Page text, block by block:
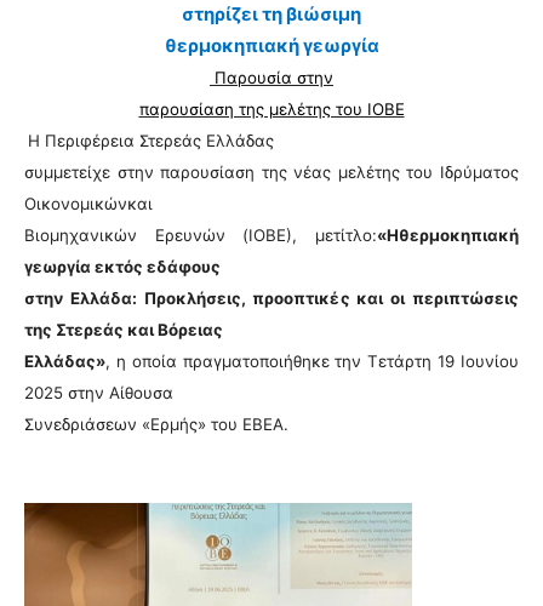
στηρίζει τη βιώσιμη
θερμοκηπιακή γεωργία
Παρουσία στην
παρουσίαση της μελέτης του ΙΟΒΕ
Η Περιφέρεια Στερεάς Ελλάδας
συμμετείχε στην παρουσίαση της νέας μελέτης του Ιδρύματος
Οικονομικώνκαι
Βιομηχανικών Ερευνών (ΙΟΒΕ), μετίτλο:«Ηθερμοκηπιακή
γεωργία εκτός εδάφους
στην Ελλάδα: Προκλήσεις, προοπτικές και οι περιπτώσεις
της Στερεάς και Βόρειας
Ελλάδας», η οποία πραγματοποιήθηκε την Τετάρτη 19 Ιουνίου
2025 στην Αίθουσα
Συνεδριάσεων «Ερμής» του ΕΒΕΑ.